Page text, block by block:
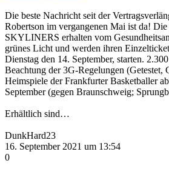
Die beste Nachricht seit der
Robertson im vergangenen Mai ist da!
SKYLINERS erhalten vom
grünes Licht und werden ihren
Dienstag den 14. September, starten.
Beachtung der 3G-Regelungen (Getestet,
Heimspiele der Frankfurter Basketballer
September (gegen Braunschweig;
Erhältlich sind…
DunkHard23
16. September 2021 um 13:54
0